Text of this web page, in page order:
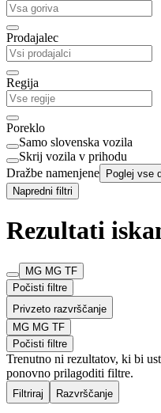
Prodajalec
Regija
Poreklo
Samo slovenska vozila
Skrij vozila v prihodu
Dražbe namenjene Poglej vse
Napredni filtri
Rezultati
MG MG TF
Počisti filtre
Privzeto razvrščanje
MG MG TF
Počisti filtre
Trenutno ni rezultatov, ki bi
ponovno prilagoditi filtre.
Filtriraj Razvrščanje